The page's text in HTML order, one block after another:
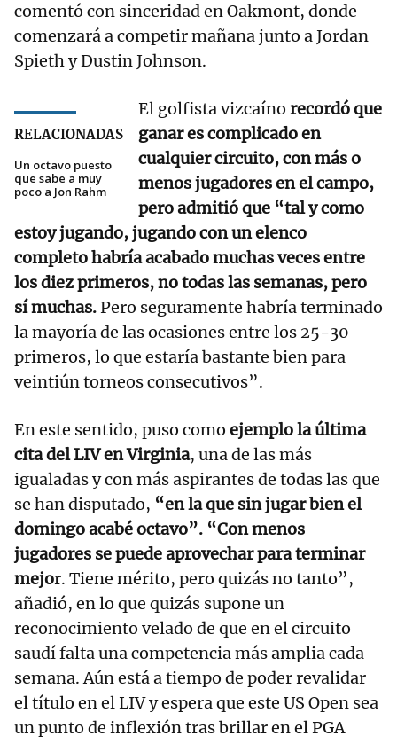
comentó con sinceridad en Oakmont, donde
comenzará a competir mañana junto a Jordan
Spieth y Dustin Johnson.
RELACIONADAS
Un octavo puesto
que sabe a muy
poco a Jon Rahm
El golfista vizcaíno recordó que
ganar es complicado en
cualquier circuito, con más o
menos jugadores en el campo,
pero admitió que “tal y como
estoy jugando, jugando con un elenco
completo habría acabado muchas veces entre
los diez primeros, no todas las semanas, pero
sí muchas.Pero seguramente habría terminado
la mayoría de las ocasiones entre los 25-30
primeros, lo que estaría bastante bien para
veintiún torneos consecutivos”.
En este sentido, puso como ejemplo la última
cita del LIV en Virginia, una de las más
igualadas y con más aspirantes de todas las que
se han disputado, “en la que sin jugar bien el
domingo acabé octavo”. “Con menos
jugadores se puede aprovechar para terminar
mejor. Tiene mérito, pero quizás no tanto”,
añadió, en lo que quizás supone un
reconocimiento velado de que en el circuito
saudí falta una competencia más amplia cada
semana. Aún está a tiempo de poder revalidar
el título en el LIV y espera que este US Open sea
un punto de inflexión tras brillar en el PGA